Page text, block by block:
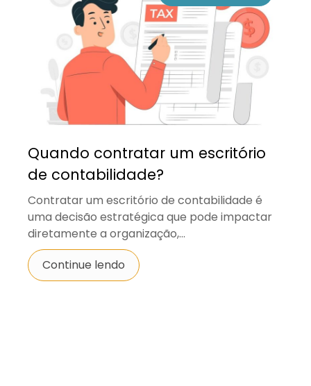
Quando contratar um escritório
de contabilidade?
Contratar um escritório de contabilidade é
uma decisão estratégica que pode impactar
diretamente a organização,...
Continue lendo